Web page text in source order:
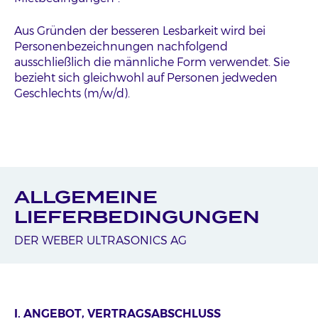
Aus Gründen der besseren Lesbarkeit wird bei
Personenbezeichnungen nachfolgend
ausschließlich die männliche Form verwendet. Sie
bezieht sich gleichwohl auf Personen jedweden
Geschlechts (m/w/d).
ALLGEMEINE
LIEFERBEDINGUNGEN
DER WEBER ULTRASONICS AG
I. ANGEBOT, VERTRAGSABSCHLUSS